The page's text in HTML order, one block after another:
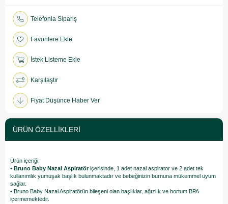
Telefonla Sipariş
Favorilere Ekle
İstek Listeme Ekle
Karşılaştır
Fiyat Düşünce Haber Ver
ÜRÜN ÖZELLIKLERI
Ürün içeriği:
• Bruno Baby Nazal Aspiratöriçerisinde, 1 adet nazal aspirator ve 2 adet tek
kullanımlık yumuşak başlık bulunmaktadır ve bebeğinizin burnuna mükemmel uyum
sağlar.
• Bruno Baby Nazal Aspiratörün bileşeni olan başlıklar, ağızlık ve hortum BPA
içermemektedir.